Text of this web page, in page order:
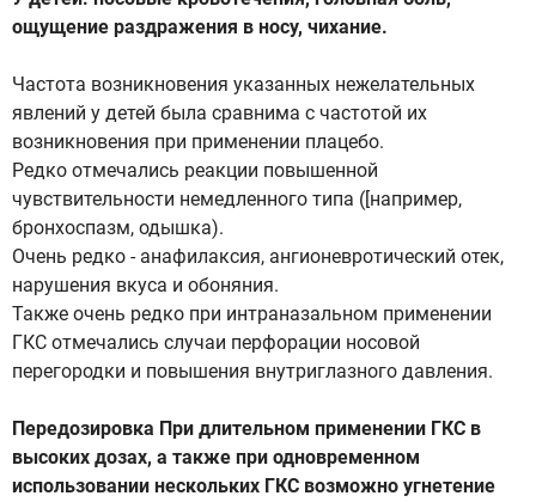
ощущение раздражения в носу, чихание.
Частота возникновения указанных нежелательных
явлений у детей была сравнима с частотой их
возникновения при применении плацебо.
Редко отмечались реакции повышенной
чувствительности немедленного типа ([например,
бронхоспазм, одышка).
Очень редко - анафилаксия, ангионевротический отек,
нарушения вкуса и обоняния.
Также очень редко при интраназальном применении
ГКС отмечались случаи перфорации носовой
перегородки и повышения внутриглазного давления.
Передозировка При длительном применении ГКС в
высоких дозах, а также при одновременном
использовании нескольких ГКС возможно угнетение